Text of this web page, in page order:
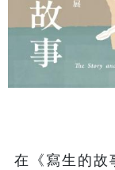
在《寫生的故